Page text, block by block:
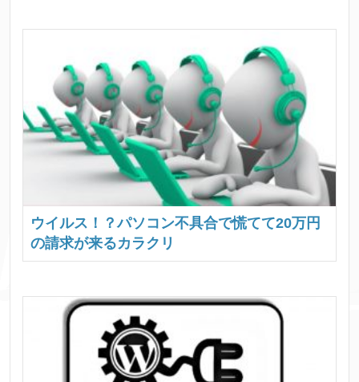
ウイルス！？パソコン不具合で慌てて20万円
の請求が来るカラクリ